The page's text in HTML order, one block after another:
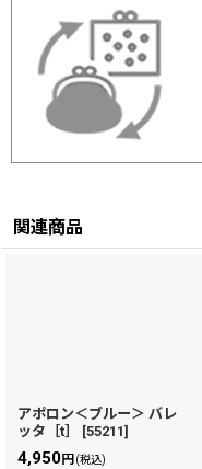
関連商品
アポロン＜ブルー＞ バレ
ッタ［t］
[55211]
4,950円(税込)